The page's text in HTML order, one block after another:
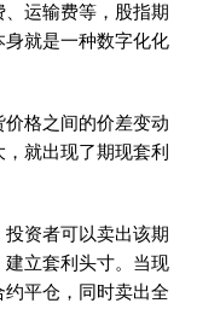
运输费等，股指期
就是一种数字化化
格之间的价差变动
就出现了期现套利
资者可以卖出该期
立套利头寸。当现
平仓，同时卖出全